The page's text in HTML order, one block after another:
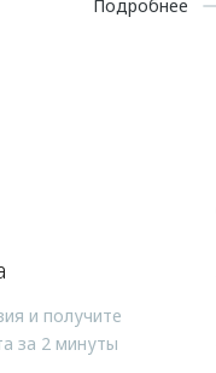
Подробнее
и получите
за 2 минуты